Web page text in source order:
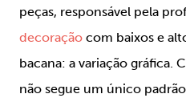
peças, responsável pela
decoração com baixos e
bacana: a variação gráfica.
não segue um único